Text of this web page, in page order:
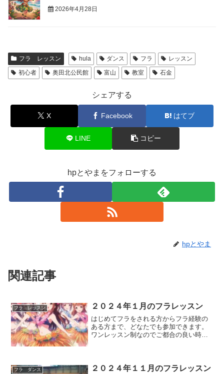
2026年4月28日
フラ レッスン hula ダンス フラ
レッスン
初心者
奥田北公民館 富山 教室 石金
シェアする
X Facebook はてブ
LINE コピー
hpとやまをフォローする
hpとやま
関連記事
フラ レッスン ２０２４年１月のフラレッスン
はじめてフラをされる方からフラ経験の
ある方まで、どなたでも参加できます。
ワンレッスン制なのでご都合の良い時
中級）そしてポノポノクラス...
フラ ダンス ２０２４年１１月のフラレッスン